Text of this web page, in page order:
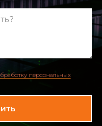
персональных